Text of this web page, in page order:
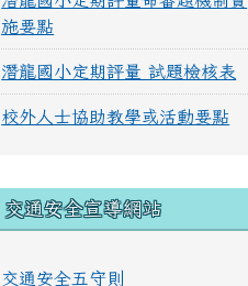
施要點
潛龍國小定期評量 試題檢核表
校外人士協助教學或活動要點
交通安全宣導網站
交通安全五守則